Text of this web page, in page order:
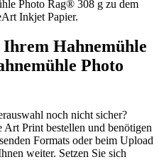
Photo Rag® 308 g zu dem
Inkjet Papier.
Ihrem Hahnemühle
Photo
noch nicht sicher?
Print bestellen und benötigen
Formats oder beim Upload
weiter. Setzen Sie sich